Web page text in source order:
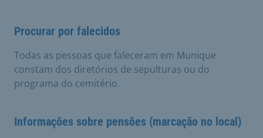
Procurar por falecidos
Todas as pessoas que faleceram em Munique
constam dos diretórios de sepulturas ou do
programa do cemitério.
Informações sobre pensões (marcação no local)